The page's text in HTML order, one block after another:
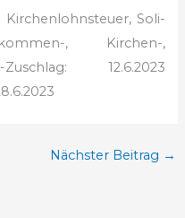
Kirchenlohnsteuer, Soli-
, Kirchen-,
12.6.2023
Nächster Beitrag →